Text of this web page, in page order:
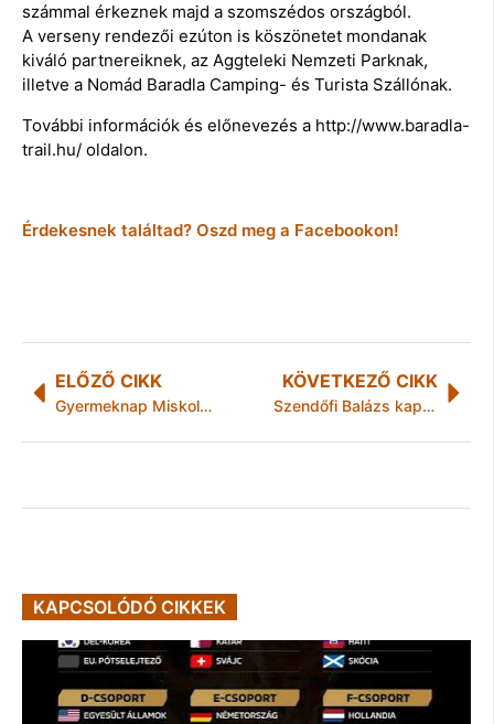
számmal érkeznek majd a szomszédos országból.
A verseny rendezői ezúton is köszönetet mondanak
kiváló partnereiknek, az Aggteleki Nemzeti Parknak,
illetve a Nomád Baradla Camping- és Turista Szállónak.
További információk és előnevezés a http://www.baradla-
trail.hu/ oldalon.
Érdekesnek találtad? Oszd meg a Facebookon!
ELŐZŐ CIKK
Gyermeknap Miskolcon
KÖVETKEZŐ CIKK
Szendőfi Balázs kapta a Gödöllői Nemzetközi Természetfilm Fesztivál fődíját
KAPCSOLÓDÓ CIKKEK